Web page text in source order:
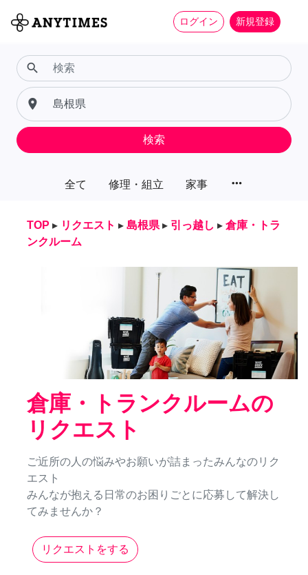
ログイン 新規登録
全て 修理・組立 家事 more_horiz
search
place
検索
TOP ▸ リクエスト ▸ 島根県 ▸ 引っ越し ▸ 倉庫・トラ
ンクルーム
倉庫・トランクルームの
リクエスト
ご近所の人の悩みやお願いが詰まったみんなのリク
エスト
みんなが抱える日常のお困りごとに応募して解決し
てみませんか？
リクエストをする